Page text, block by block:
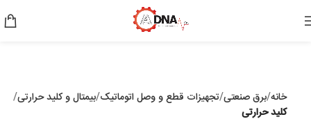
خانه برق صنعتی تجهیزات قطع و وصل اتوماتیک بیمتال و کلید حرارتی
کلید حرارتی